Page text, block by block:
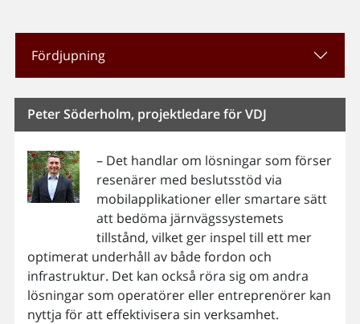
Fördjupning
Peter Söderholm, projektledare för VDJ
– Det handlar om lösningar som förser
resenärer med beslutsstöd via
mobilapplikationer eller smartare sätt
att bedöma järnvägssystemets
tillstånd, vilket ger inspel till ett mer
optimerat underhåll av både fordon och
infrastruktur. Det kan också röra sig om andra
lösningar som operatörer eller entreprenörer kan
nyttja för att effektivisera sin verksamhet.